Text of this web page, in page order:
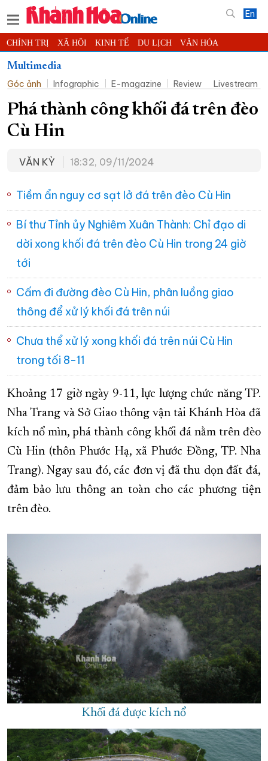
En
CHÍNH TRỊ XÃ HỘI KINH TẾ DU LỊCH VĂN HÓA
THỂ THAO ĐỜI SỐNG
KHOA HỌC - CÔNG NGHỆ PHÁP LUẬT BẠN ĐỌC PHÓNG SỰ
THẾ GIỚI MULTIMEDIA VIDEO ĐỌC BÁO ONLINE
PODCAST THÔNG TIN - QUẢNG CÁO
TRƯỜNG SA BIỂN ĐẢO QUÊ HƯƠNG
TÀU - XE - MÁY BAY
KỶ NIỆM 370 NĂM XÂY DỰNG VÀ PHÁT TRIỂN TỈNH KHÁNH HÒA
KHOẢNH KHẮC ĐẸP XỨ TRẦM
XÂY DỰNG KHÁNH HÒA TRỞ THÀNH THÀNH PHỐ TRỰC THUỘC
ĐẠI HỘI ĐẢNG CÁC CẤP TRANG CHỦ VỀ BÁO KHÁNH HÒA
Multimedia
Góc ảnh
Infographic E-magazine Review Livestream
Phá thành công khối đá trên đèo
Cù Hin
VĂN KỲ 18:32, 09/11/2024
Tiềm ẩn nguy cơ sạt lở đá trên đèo Cù Hin
Bí thư Tỉnh ủy Nghiêm Xuân Thành: Chỉ đạo di
dời xong khối đá trên đèo Cù Hin trong 24 giờ
tới
Cấm đi đường đèo Cù Hin, phân luồng giao
thông để xử lý khối đá trên núi
Chưa thể xử lý xong khối đá trên núi Cù Hin
trong tối 8-11
Khoảng 17 giờ ngày 9-11, lực lượng chức năng TP.
Nha Trang và Sở Giao thông vận tải Khánh Hòa đã
kích nổ mìn, phá thành công khối đá nằm trên đèo
Cù Hin (thôn Phước Hạ, xã Phước Đồng, TP. Nha
Trang). Ngay sau đó, các đơn vị đã thu dọn đất đá,
đảm bảo lưu thông an toàn cho các phương tiện
trên đèo.
Khối đá được kích nổ